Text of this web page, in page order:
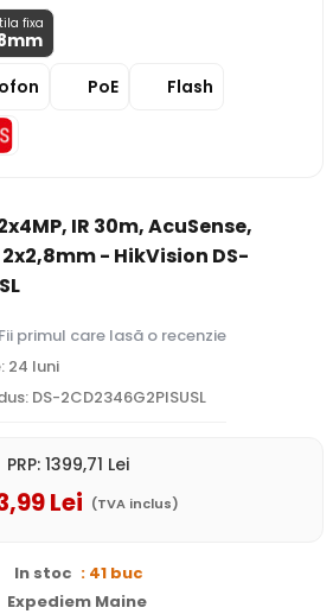
fixa
mm
PoE Flash
IR 30m, AcuSense,
- HikVision DS-
Fii primul care lasă o recenzie
24 luni
DS-2CD2346G2PISUSL
PRP: 1399,71 Lei
,99Lei (TVA inclus)
In stoc : 41 buc
Expediem Maine